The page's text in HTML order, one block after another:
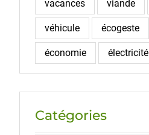
vacances viande
véhicule écogeste
économie électricité
Catégories